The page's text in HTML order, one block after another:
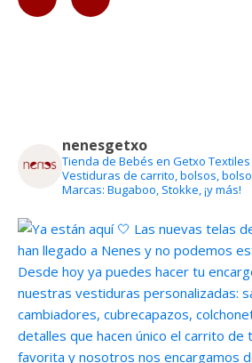
nenesgetxo
Tienda de Bebés en Getxo
Vestiduras de carrito, bolsos,
Marcas: Bugaboo, Stokke, ¡y más!